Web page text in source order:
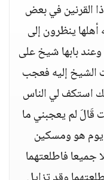
القرنين في بعض
ينظرون إلى
بابها شيخ على
الشيخ إليه فعجب
استكف لي الناس
قَالَ لم يعجبني ما
يوم هو ومسكين
جميعا فاطلعتهما